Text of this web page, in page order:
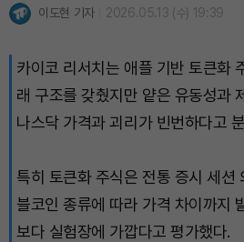
TRON (TRX)
Hyperliquid (HYPE)
이도현 기자 2026.05.13 (수) 19:39
카이코 리서치는 애플 기반 토큰화
래 구조를 갖췄지만 얕은 유동성과
나스닥 가격과 괴리가 빈번하다고
특히 토큰화 주식은 전통 증시 세션
블코인 종류에 따라 가격 차이까지
보다 실험장에 가깝다고 평가했다.